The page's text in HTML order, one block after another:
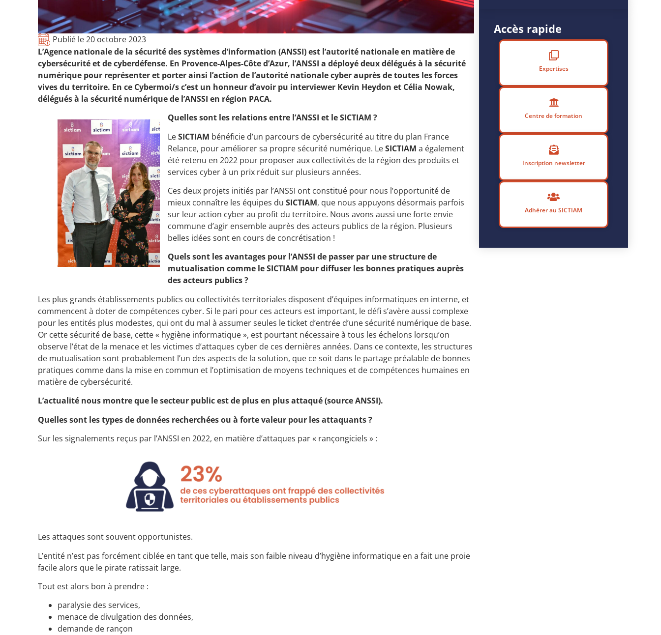
Publié le20 octobre 2023
L’Agence nationale de la sécurité des systèmes d’information (ANSSI) est l’autorité nationale en matière de
cybersécurité et de cyberdéfense. En Provence-Alpes-Côte d’Azur, l’ANSSI a déployé deux délégués à la sécurité
numérique pour représenter et porter ainsi l’action de l’autorité nationale cyber auprès de toutes les forces
vives du territoire. En ce Cybermoi/s c’est un honneur d’avoir pu interviewer Kevin Heydon et Célia Nowak,
délégués à la sécurité numérique de l’ANSSI en région PACA.
Quelles sont les relations entre l’ANSSI et le SICTIAM ?
LeSICTIAM bénéficie d’un parcours de cybersécurité au titre du plan France
Relance, pour améliorer sa propre sécurité numérique. LeSICTIAMa également
été retenu en 2022 pour proposer aux collectivités de la région des produits et
services cyber à un prix réduit sur plusieurs années.
Ces deux projets initiés par l’ANSSI ont constitué pour nous l’opportunité de
mieux connaître les équipes duSICTIAM, que nous appuyons désormais parfois
sur leur action cyber au profit du territoire. Nous avons aussi une forte envie
commune d’agir ensemble auprès des acteurs publics de la région. Plusieurs
belles idées sont en cours de concrétisation !
Quels sont les avantages pour l’ANSSI de passer par une structure de
mutualisation comme le SICTIAM pour diffuser les bonnes pratiques auprès
des acteurs publics ?
Les plus grands établissements publics ou collectivités territoriales disposent d’équipes informatiques en interne, et
commencent à doter de compétences cyber. Si le pari pour ces acteurs est important, le défi s’avère aussi complexe
pour les entités plus modestes, qui ont du mal à assumer seules le ticket d’entrée d’une sécurité numérique de base.
Or cette sécurité de base, cette « hygiène informatique », est pourtant nécessaire à tous les échelons lorsqu’on
observe l’état de la menace et les victimes d’attaques cyber de ces dernières années. Dans ce contexte, les structures
de mutualisation sont probablement l’un des aspects de la solution, que ce soit dans le partage préalable de bonnes
pratiques comme dans la mise en commun et l’optimisation de moyens techniques et de compétences humaines en
matière de cybersécurité.
L’actualité nous montre que le secteur public est de plus en plus attaqué (source ANSSI).
Quelles sont les types de données recherchées ou à forte valeur pour les attaquants ?
Sur les signalements reçus par l’ANSSI en 2022, en matière d’attaques par « rançongiciels » :
Les attaques sont souvent opportunistes.
L’entité n’est pas forcément ciblée en tant que telle, mais son faible niveau d’hygiène informatique en a fait une proie
facile alors que le pirate ratissait large.
Tout est alors bon à prendre :
paralysie des services,
menace de divulgation des données,
demande de rançon
Accès rapide
Expertises
Centre de formation
Inscription newsletter
Adhérer au SICTIAM